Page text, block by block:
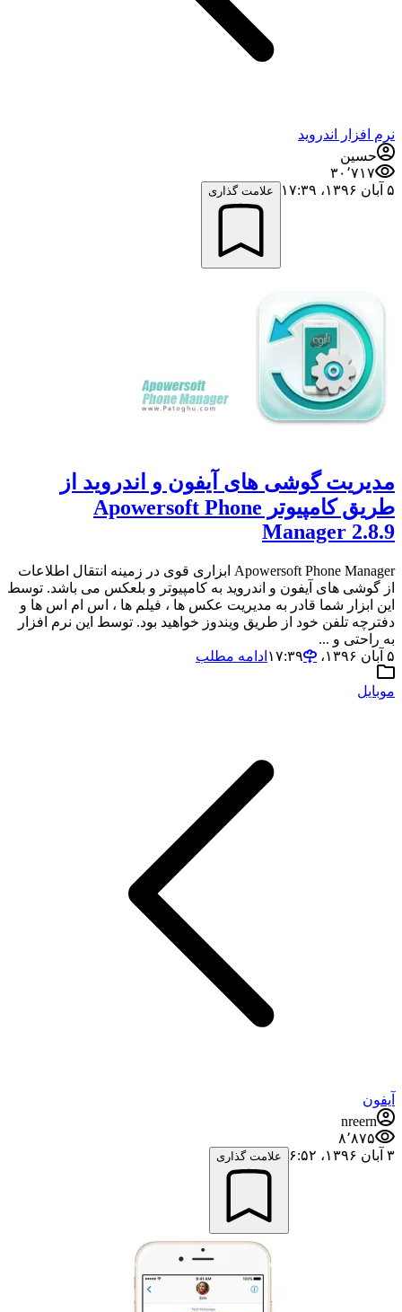
نرم افزار اندروید
حسین
۳۰٬۷۱۷
۵ آبان ۱۳۹۶،‏ ۱۷:۳۹
علامت گذاری
مدیریت گوشی های آیفون و اندروید از
طریق کامپیوتر Apowersoft Phone
Manager 2.8.9
Apowersoft Phone Manager ابزاری قوی در زمینه انتقال اطلاعات
از گوشی های آیفون و اندروید به کامپیوتر و بلعکس می باشد. توسط
این ابزار شما قادر به مدیریت عکس ها ، فیلم ها ، اس ام اس ها و
دفترچه تلفن خود از طریق ویندوز خواهید بود. توسط این نرم افزار
به راحتی و ...
۵ آبان ۱۳۹۶،‏ ۱۷:۳۹
ادامه مطلب
موبایل
آیفون
nreern
۸٬۸۷۵
۳ آبان ۱۳۹۶،‏ ۶:۵۲
علامت گذاری